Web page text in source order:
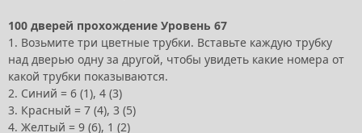
100 дверей прохождение Уровень 67
1. Возьмите три цветные трубки. Вставьте каждую трубку
над дверью одну за другой, чтобы увидеть какие номера от
какой трубки показываются.
2. Синий = 6 (1), 4 (3)
3. Красный = 7 (4), 3 (5)
4. Желтый = 9 (6), 1 (2)